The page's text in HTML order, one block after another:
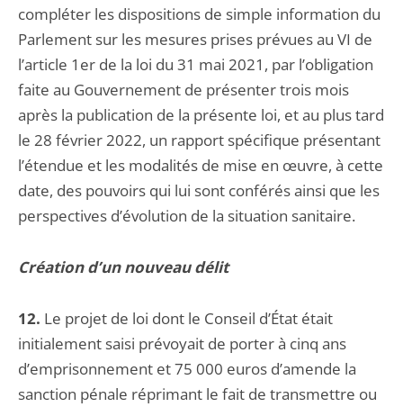
compléter les dispositions de simple information du
Parlement sur les mesures prises prévues au VI de
l’article 1er de la loi du 31 mai 2021, par l’obligation
faite au Gouvernement de présenter trois mois
après la publication de la présente loi, et au plus tard
le 28 février 2022, un rapport spécifique présentant
l’étendue et les modalités de mise en œuvre, à cette
date, des pouvoirs qui lui sont conférés ainsi que les
perspectives d’évolution de la situation sanitaire.
Création d’un nouveau délit
12. Le projet de loi dont le Conseil d’État était
initialement saisi prévoyait de porter à cinq ans
d’emprisonnement et 75 000 euros d’amende la
sanction pénale réprimant le fait de transmettre ou